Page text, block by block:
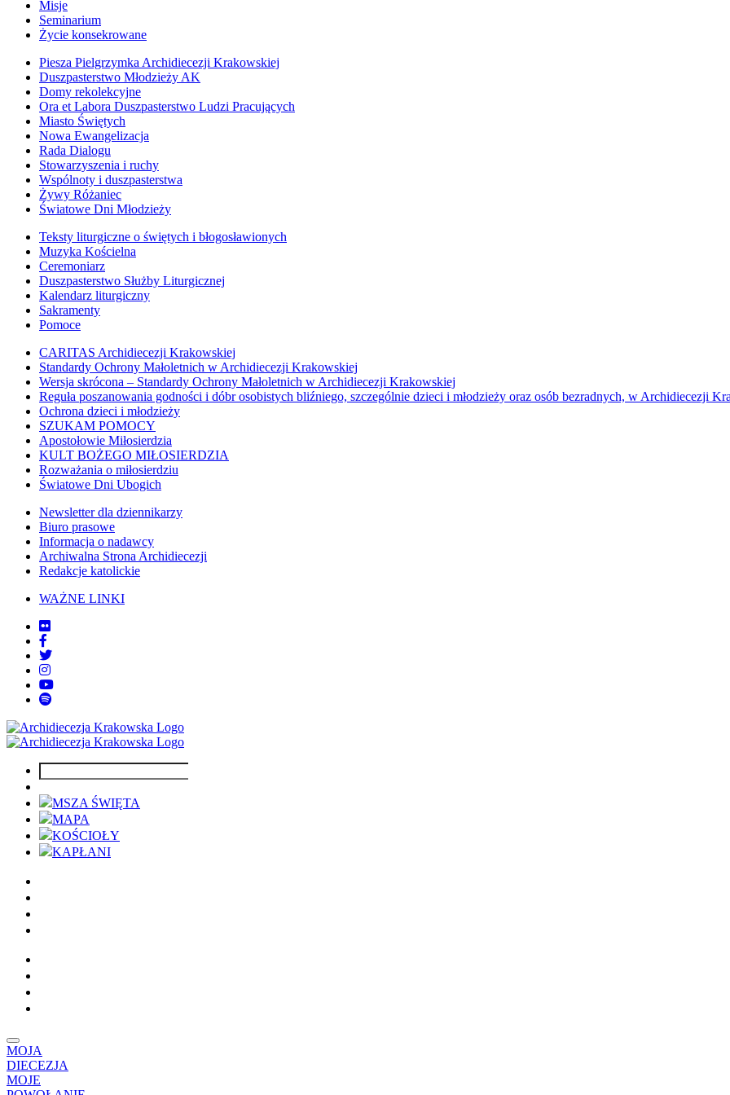
Misje
Seminarium
Życie konsekrowane
Piesza Pielgrzymka Archidiecezji Krakowskiej
Duszpasterstwo Młodzieży AK
Domy rekolekcyjne
Ora et Labora Duszpasterstwo Ludzi Pracujących
Miasto Świętych
Nowa Ewangelizacja
Rada Dialogu
Stowarzyszenia i ruchy
Wspólnoty i duszpasterstwa
Żywy Różaniec
Światowe Dni Młodzieży
Teksty liturgiczne o świętych i błogosławionych
Muzyka Kościelna
Ceremoniarz
Duszpasterstwo Służby Liturgicznej
Kalendarz liturgiczny
Sakramenty
Pomoce
CARITAS Archidiecezji Krakowskiej
Standardy Ochrony Małoletnich w Archidiecezji Krakowskiej
Wersja skrócona – Standardy Ochrony Małoletnich w Archidiecezji Krakowskiej
Reguła poszanowania godności i dóbr osobistych bliźniego, szczególnie dzieci i młodzieży oraz osób bezradnych, w Archidiecezji
Ochrona dzieci i młodzieży
SZUKAM POMOCY
Apostołowie Miłosierdzia
KULT BOŻEGO MIŁOSIERDZIA
Rozważania o miłosierdziu
Światowe Dni Ubogich
Newsletter dla dziennikarzy
Biuro prasowe
Informacja o nadawcy
Archiwalna Strona Archidiecezji
Redakcje katolickie
WAŻNE LINKI
MSZA ŚWIĘTA
MAPA
KOŚCIOŁY
KAPŁANI
MOJA
DIECEZJA
MOJE